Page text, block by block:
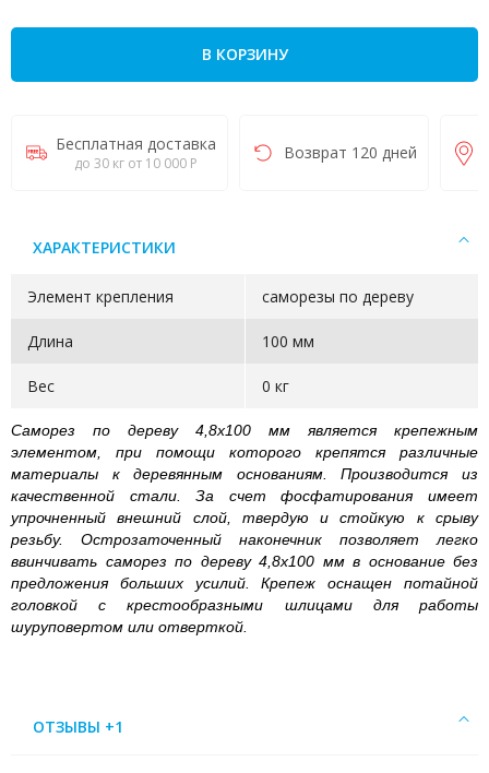
В КОРЗИНУ
Бесплатная доставка
до 30 кг от 10 000 Р
Возврат 120 дней
ХАРАКТЕРИСТИКИ
Элемент крепления саморезы по дереву
Длина 100 мм
Вес 0 кг
Саморез по дереву 4,8х100 мм является крепежным
элементом, при помощи которого крепятся различные
материалы к деревянным основаниям. Производится из
качественной стали. За счет фосфатирования имеет
упрочненный внешний слой, твердую и стойкую к срыву
резьбу. Острозаточенный наконечник позволяет легко
ввинчивать саморез по дереву 4,8х100 мм в основание без
предложения больших усилий. Крепеж оснащен потайной
головкой с крестообразными шлицами для работы
шуруповертом или отверткой.
ОТЗЫВЫ +1